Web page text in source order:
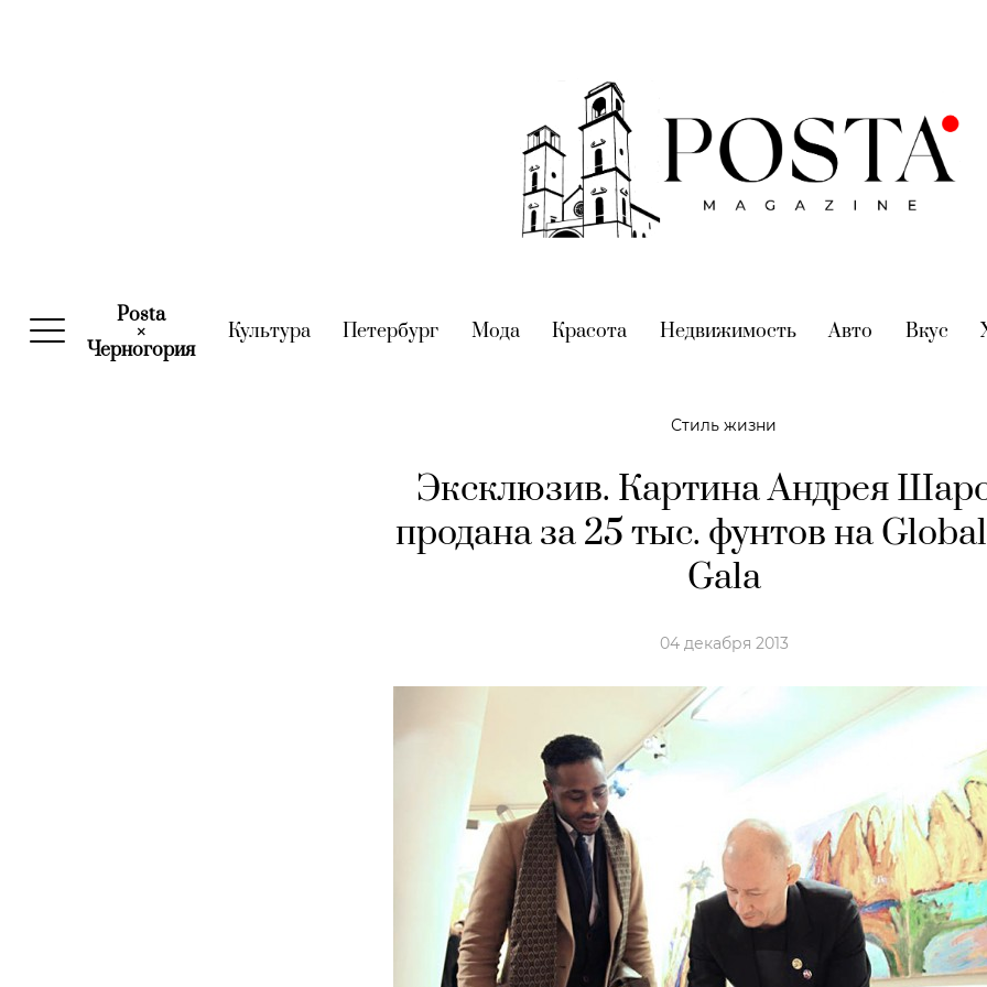
Posta
×
Черногория(current)
Культура(current)
Петербург (current)
Мода(current)
Красота (current)
Недвижимость(current)
Авто (current)
Вкус
Стиль жизни
Эксклюзив. Картина Андрея
продана за 25 тыс. фунтов на
Gala
04 декабря 2013